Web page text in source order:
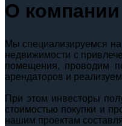
О компании
Мы специализируемся
недвижимости с
помещения, проводим
арендаторов и
При этом инвесторы
стоимостью покупки и
нашим проектам